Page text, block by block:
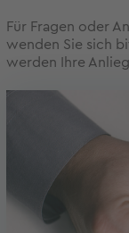
Für Fragen oder
wenden Sie sich
werden Ihre